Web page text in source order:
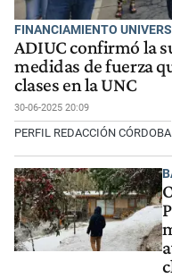
FINANCIAMIENTO
ADIUC confirmó la
medidas de fuerza
clases en la UNC
30-06-2025 20:09
PERFIL REDACCIÓN CÓRDOBA